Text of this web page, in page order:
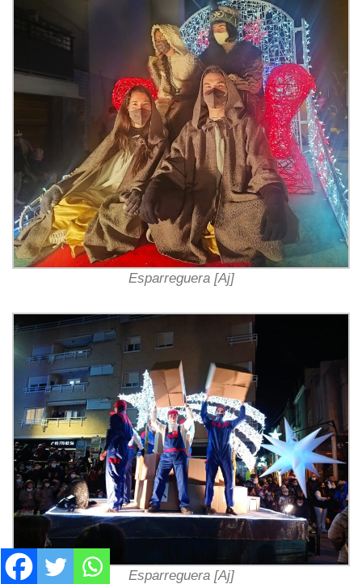
Esparreguera [Aj]
Esparreguera [Aj]